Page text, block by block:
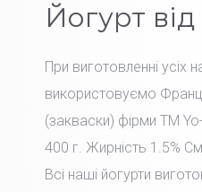
Йогурт
При виготовленні усіх
використовуємо
(закваски) фірми TM
400 г. Жирність 1.5%
Всі наші йогурти